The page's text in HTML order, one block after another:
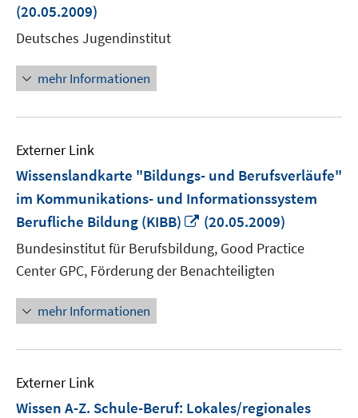
(20.05.2009)
Deutsches Jugendinstitut
mehr Informationen
Externer Link
Wissenslandkarte "Bildungs- und Berufsverläufe"
im Kommunikations- und Informationssystem
Berufliche Bildung (KIBB)
In
Fenster
öffnen
(20.05.2009)
Bundesinstitut für Berufsbildung, Good Practice
Center GPC, Förderung der Benachteiligten
mehr Informationen
Externer Link
Wissen A-Z. Schule-Beruf: Lokales/regionales